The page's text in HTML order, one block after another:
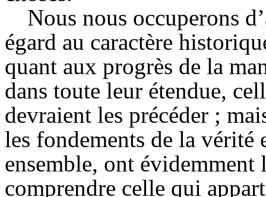
Nous nous occuperons
égard au caractère
quant aux progrès de la
dans toute leur étendue,
devraient les précéder ;
les fondements de la vérité
ensemble, ont
comprendre celle qui